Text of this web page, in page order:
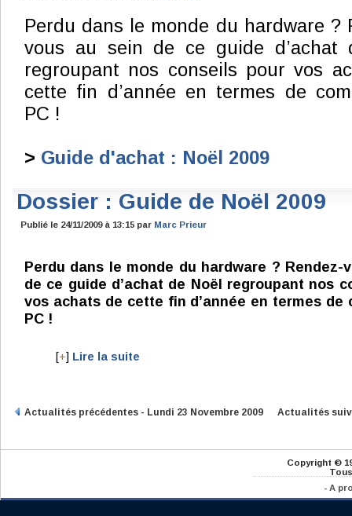
Perdu dans le monde du hardware ?
vous au sein de ce guide d’achat
regroupant nos conseils pour vos
cette fin d’année en termes de
PC !
> Guide d'achat : Noël 2009
Dossier : Guide de Noël 2009
Publié le 24/11/2009 à 13:15 par Marc Prieur
Perdu dans le monde du hardware ? Rendez-
de ce guide d’achat de Noël regroupant nos
vos achats de cette fin d’année en termes de
PC !
[+] Lire la suite
Actualités précédentes - Lundi 23 Novembre 2009 Actualités
Copyright ©
- A